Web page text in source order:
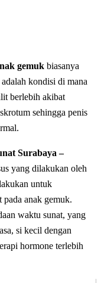
gemuk biasanya
kondisi di mana
berlebih akibat
sehingga penis
Surabaya –
yang dilakukan oleh
untuk
anak gemuk.
waktu sunat, yang
si kecil dengan
hormone terlebih